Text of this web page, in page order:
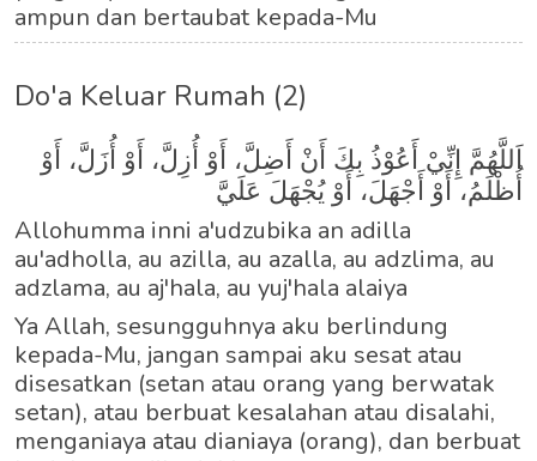
ampun dan bertaubat kepada-Mu
Do'a Keluar Rumah (2)
اَللَّهُمَّ إِنِّيْ أَعُوْذُ بِكَ أَنْ أَضِلَّ، أَوْ أُزِلَّ، أَوْ أُزَلَّ، أَوْ
أُظْلَمُ، أَوْ أَجْهَلَ، أَوْ يُجْهَلَ عَلَيَّ
Allohumma inni a'udzubika an adilla
au'adholla, au azilla, au azalla, au adzlima, au
adzlama, au aj'hala, au yuj'hala alaiya
Ya Allah, sesungguhnya aku berlindung
kepada-Mu, jangan sampai aku sesat atau
disesatkan (setan atau orang yang berwatak
setan), atau berbuat kesalahan atau disalahi,
menganiaya atau dianiaya (orang), dan berbuat